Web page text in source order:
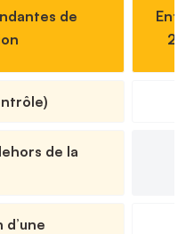
de
20
de la